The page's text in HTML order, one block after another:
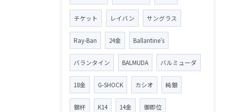
チケット レイバン サングラス
Ray-Ban 24金 Ballantine′s
バランタイン BALMUDA バルミューダ
18金 G-SHOCK カシオ 純銀
銀杯 K14 14金 御即位